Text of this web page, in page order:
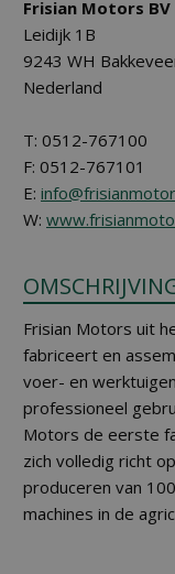
Frisian Motors BV
Leidijk 1B
9243 WH
Nederland
T: 0512-767100
F: 0512-767101
E:
W:
Frisian Motors uit
fabriceert en
voer- en
professioneel
Motors de eerste
zich volledig richt
produceren van
machines in de